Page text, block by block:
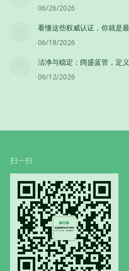
06/26/2026
看懂这些权威认证，你就是
06/18/2026
洁净与稳定：阔盛蓝管，定
06/12/2026
扫一扫